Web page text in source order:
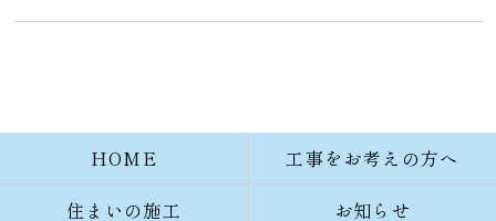
HOME
工事をお考えの方へ
住まいの施工
お知らせ